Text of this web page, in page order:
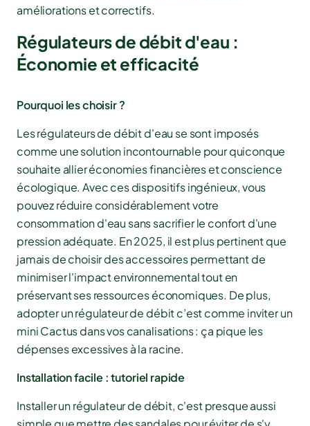
améliorations et correctifs.
Régulateurs de débit d'eau :
Économie et efficacité
Pourquoi les choisir ?
Les régulateurs de débit d'eau se sont imposés
comme une solution incontournable pour quiconque
souhaite allier économies financières et conscience
écologique. Avec ces dispositifs ingénieux, vous
pouvez réduire considérablement votre
consommation d'eau sans sacrifier le confort d'une
pression adéquate. En 2025, il est plus pertinent que
jamais de choisir des accessoires permettant de
minimiser l'impact environnemental tout en
préservant ses ressources économiques. De plus,
adopter un régulateur de débit c’est comme inviter un
mini Cactus dans vos canalisations : ça pique les
dépenses excessives à la racine.
Installation facile : tutoriel rapide
Installer un régulateur de débit, c'est presque aussi